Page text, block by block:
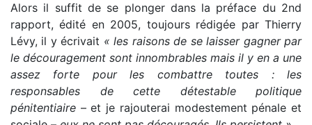
Alors il suffit de se plonger dans la préface du 2nd
rapport, édité en 2005, toujours rédigée par Thierry
Lévy, il y écrivait « les raisons de se laisser gagner par
le découragement sont innombrables mais il y en a une
assez forte pour les combattre toutes : les
responsables de cette détestable politique
pénitentiaire – et je rajouterai modestement pénale et